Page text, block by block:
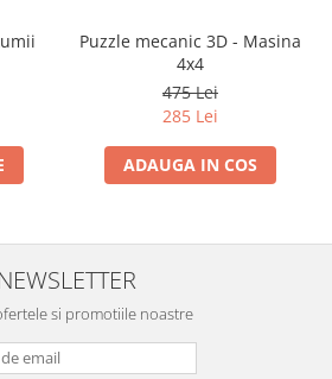
Puzzle mecanic 3D - Masina
4x4
475 Lei
285 Lei
ADAUGA IN COS
NEWSLETTER
si promotiile noastre